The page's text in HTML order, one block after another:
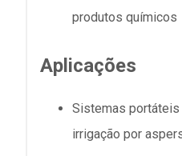
produtos químicos
Aplicações
Sistemas
irrigação por